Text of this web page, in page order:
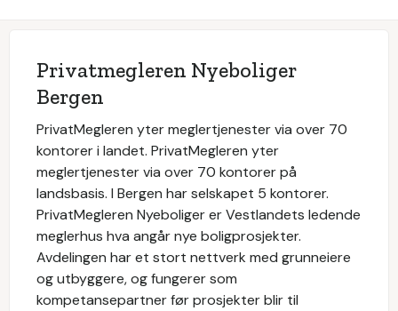
Privatmegleren Nyeboliger
Bergen
PrivatMegleren yter meglertjenester via over 70
kontorer i landet. PrivatMegleren yter
meglertjenester via over 70 kontorer på
landsbasis. I Bergen har selskapet 5 kontorer.
PrivatMegleren Nyeboliger er Vestlandets ledende
meglerhus hva angår nye boligprosjekter.
Avdelingen har et stort nettverk med grunneiere
og utbyggere, og fungerer som
kompetansepartner før prosjekter blir til